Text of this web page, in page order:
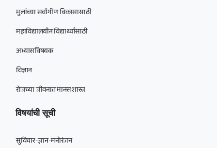
मुलांच्या सर्वांगीण विकासासाठी
महाविद्यालयीन विद्यार्थ्यांसाठी
अभ्यासविषयक
विज्ञान
रोजच्या जीवनात मानसशास्त्र
विषयांची सूची
सुविचार-ज्ञान-मनोरंजन